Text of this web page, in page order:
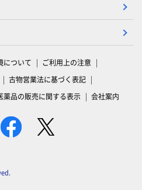
について
ご利用上の注意
古物営業法に基づく表記
薬品の販売に関する表示 会社案内